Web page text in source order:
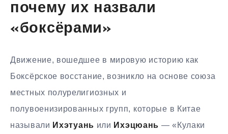
почему их назвали
«боксёрами»
Движение, вошедшее в мировую историю как
Боксёрское восстание, возникло на основе союза
местных полурелигиозных и
полувоенизированных групп, которые в Китае
называли Ихэтуань или Ихэцюань — «Кулаки